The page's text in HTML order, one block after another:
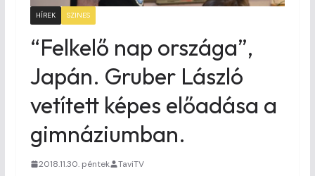
HÍREK SZINES
“Felkelő nap országa”,
Japán. Gruber László
vetített képes előadása a
gimnáziumban.
2018.11.30. péntek TaviTV